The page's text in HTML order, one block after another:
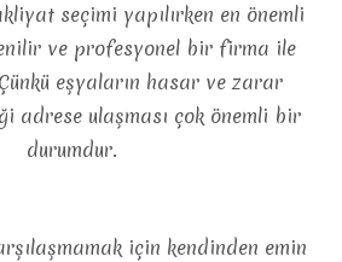
seçimi yapılırken en önemli
ve profesyonel bir firma ile
eşyaların hasar ve zarar
adrese ulaşması çok önemli bir
durumdur.
için kendinden emin